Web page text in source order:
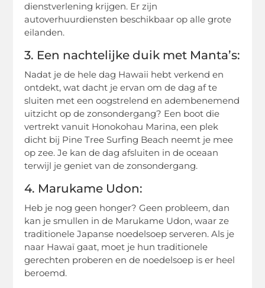
dienstverlening krijgen. Er zijn
autoverhuurdiensten beschikbaar op alle grote
eilanden.
3. Een nachtelijke duik met Manta’s:
Nadat je de hele dag Hawaii hebt verkend en
ontdekt, wat dacht je ervan om de dag af te
sluiten met een oogstrelend en adembenemend
uitzicht op de zonsondergang? Een boot die
vertrekt vanuit Honokohau Marina, een plek
dicht bij Pine Tree Surfing Beach neemt je mee
op zee. Je kan de dag afsluiten in de oceaan
terwijl je geniet van de zonsondergang.
4. Marukame Udon:
Heb je nog geen honger? Geen probleem, dan
kan je smullen in de Marukame Udon, waar ze
traditionele Japanse noedelsoep serveren. Als je
naar Hawaï gaat, moet je hun traditionele
gerechten proberen en de noedelsoep is er heel
beroemd.